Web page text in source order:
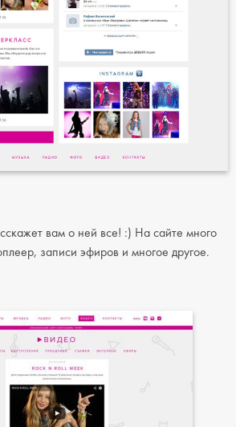
вам о ней все! :) На сайте много
записи эфиров и многое другое.